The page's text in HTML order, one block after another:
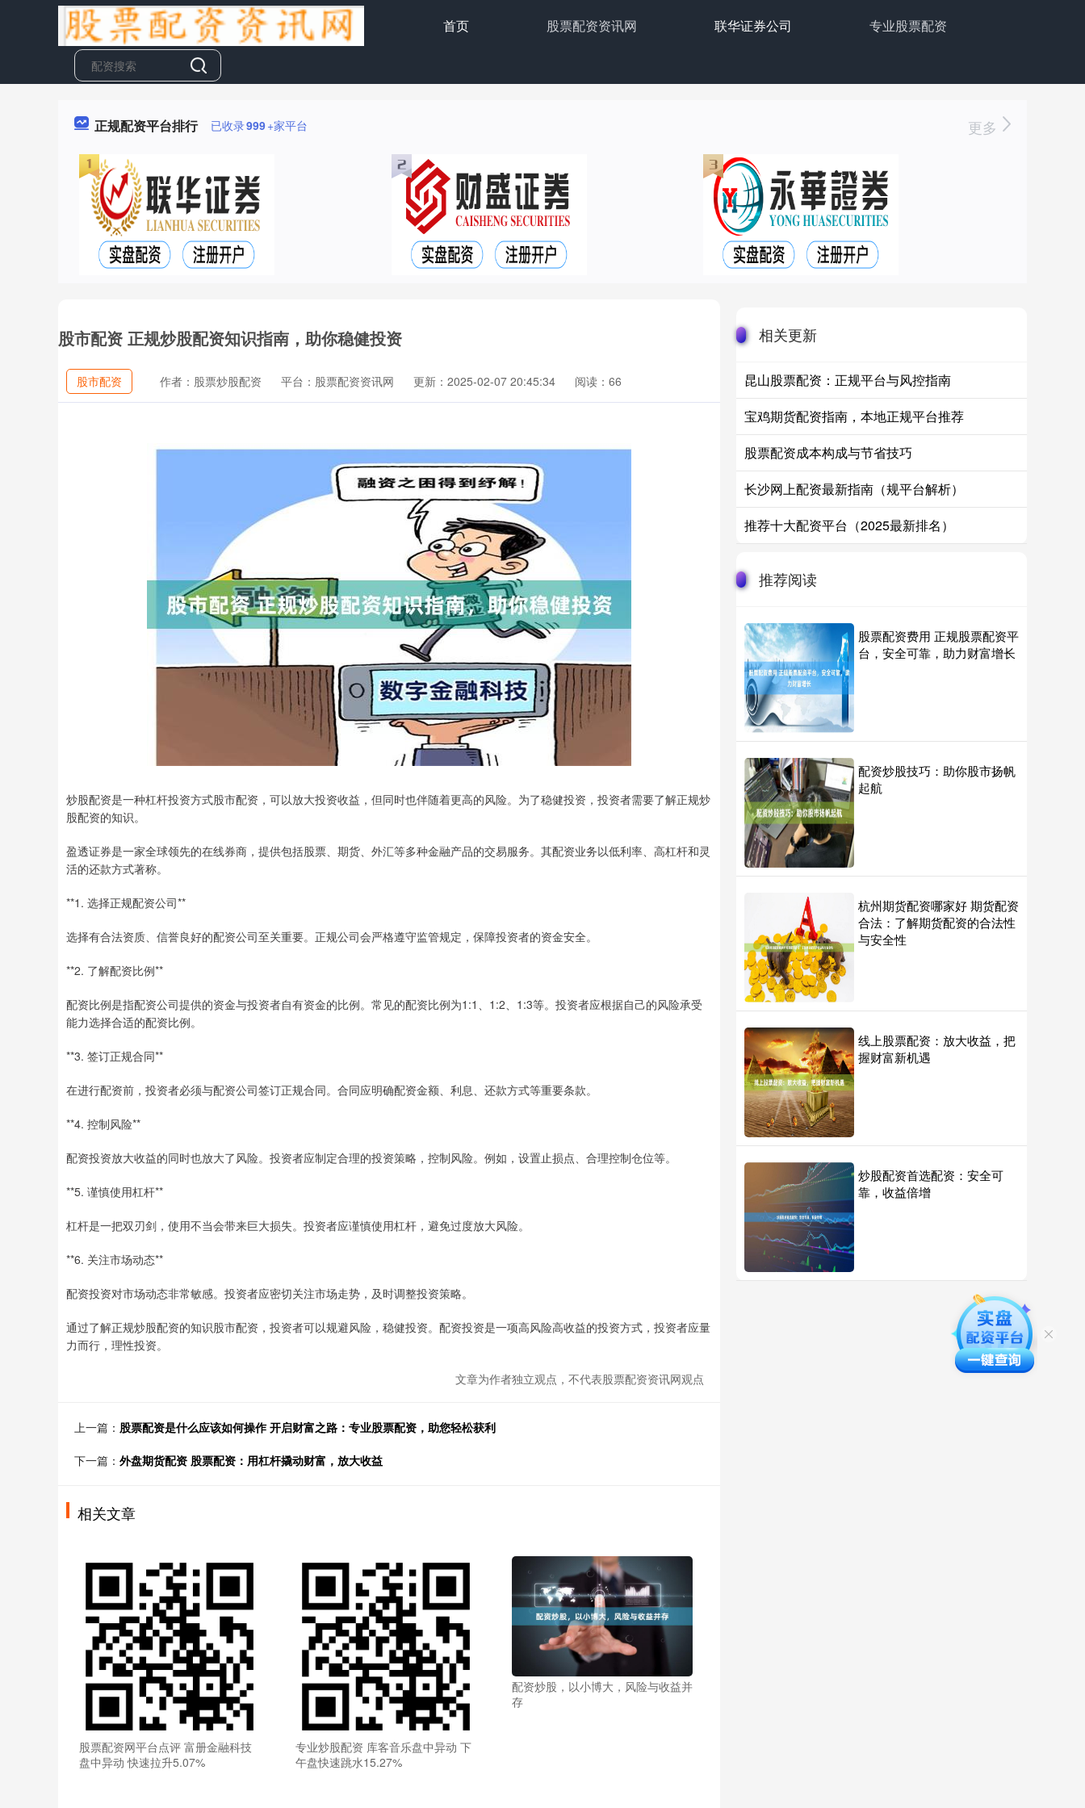
首页 股票配资资讯网 联华证券公司 专业股票配资
正规配资平台排行 已收录999+家平台 更多
股市配资 正规炒股配资知识指南，助你稳健投资
股市配资 作者：股票炒股配资 平台：股票配资资讯网 更新：2025-02-07 20:45:34 阅读：66
炒股配资是一种杠杆投资方式股市配资，可以放大投资收益，但同时也伴随着更高的风险。为了稳健投资，投资者需要了解正规炒
股配资的知识。
盈透证券是一家全球领先的在线券商，提供包括股票、期货、外汇等多种金融产品的交易服务。其配资业务以低利率、高杠杆和灵
活的还款方式著称。
**1. 选择正规配资公司**
选择有合法资质、信誉良好的配资公司至关重要。正规公司会严格遵守监管规定，保障投资者的资金安全。
**2. 了解配资比例**
配资比例是指配资公司提供的资金与投资者自有资金的比例。常见的配资比例为1:1、1:2、1:3等。投资者应根据自己的风险承受
能力选择合适的配资比例。
**3. 签订正规合同**
在进行配资前，投资者必须与配资公司签订正规合同。合同应明确配资金额、利息、还款方式等重要条款。
**4. 控制风险**
配资投资放大收益的同时也放大了风险。投资者应制定合理的投资策略，控制风险。例如，设置止损点、合理控制仓位等。
**5. 谨慎使用杠杆**
杠杆是一把双刃剑，使用不当会带来巨大损失。投资者应谨慎使用杠杆，避免过度放大风险。
**6. 关注市场动态**
配资投资对市场动态非常敏感。投资者应密切关注市场走势，及时调整投资策略。
通过了解正规炒股配资的知识股市配资，投资者可以规避风险，稳健投资。配资投资是一项高风险高收益的投资方式，投资者应量
力而行，理性投资。
文章为作者独立观点，不代表股票配资资讯网观点
上一篇： 股票配资是什么应该如何操作 开启财富之路：专业股票配资，助您轻松获利
下一篇： 外盘期货配资 股票配资：用杠杆撬动财富，放大收益
相关文章
股票配资网平台点评 富册金融科技
盘中异动 快速拉升5.07%
专业炒股配资 库客音乐盘中异动 下
午盘快速跳水15.27%
配资炒股，以小博大，风险与收益并
存
相关更新
昆山股票配资：正规平台与风控指南
宝鸡期货配资指南，本地正规平台推荐
股票配资成本构成与节省技巧
长沙网上配资最新指南（规平台解析）
推荐十大配资平台（2025最新排名）
推荐阅读
股票配资费用 正规股票配资平
台，安全可靠，助力财富增长
配资炒股技巧：助你股市扬帆
起航
杭州期货配资哪家好 期货配资
合法：了解期货配资的合法性
与安全性
线上股票配资：放大收益，把
握财富新机遇
炒股配资首选配资：安全可
靠，收益倍增